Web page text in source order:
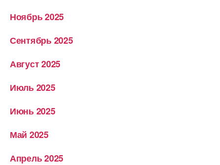
Ноябрь 2025
Сентябрь 2025
Август 2025
Июль 2025
Июнь 2025
Май 2025
Апрель 2025